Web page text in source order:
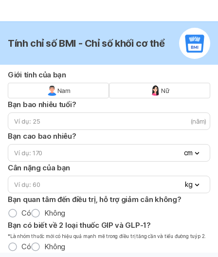
Tính chỉ số BMI - Chỉ số khối cơ thể
Giới tính của bạn
Nam Nữ
Bạn bao nhiêu tuổi?
(năm)
Bạn cao bao nhiêu?
cm
Cân nặng của bạn
kg
Bạn quan tâm đến điều trị, hỗ trợ giảm cân không?
Có
Không
Bạn có biết về 2 loại thuốc GIP và GLP-1?
*Là nhóm thuốc mới có hiệu quả mạnh mẽ trong điều trị tăng cần và tiểu đường tuýp 2.
Có Không